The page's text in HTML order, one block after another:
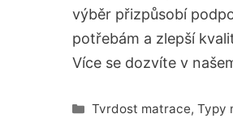
výběr přizpůsobí
potřebám a zlepší
Více se dozvíte v
Rubriky
Tvrdost matrace,Typy